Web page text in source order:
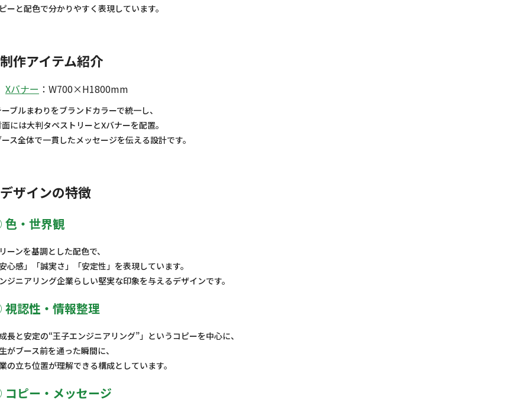
ーと配色で分かりやすく表現しています。
制作アイテム紹介
Xバナー ：W700×H1800mm
ーブルまわりをブランドカラーで統一し、
には大判タペストリーとXバナーを配置。
ース全体で一貫したメッセージを伝える設計です。
デザインの特徴
・世界観
ーンを基調とした配色で、
安心感」「誠実さ」「安定性」を表現しています。
ジニアリング企業らしい堅実な印象を与えるデザインです。
認性・情報整理
成長と安定の“王子エンジニアリング”」というコピーを中心に、
がブース前を通った瞬間に、
の立ち位置が理解できる構成としています。
ピー・メッセージ